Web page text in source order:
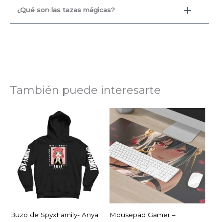
¿Qué son las tazas mágicas?
También puede interesarte
Buzo de SpyxFamily- Anya
AGOTADO
Mousepad Gamer –
Rango
de
precios:
desde
$9,99
hasta
$14,99